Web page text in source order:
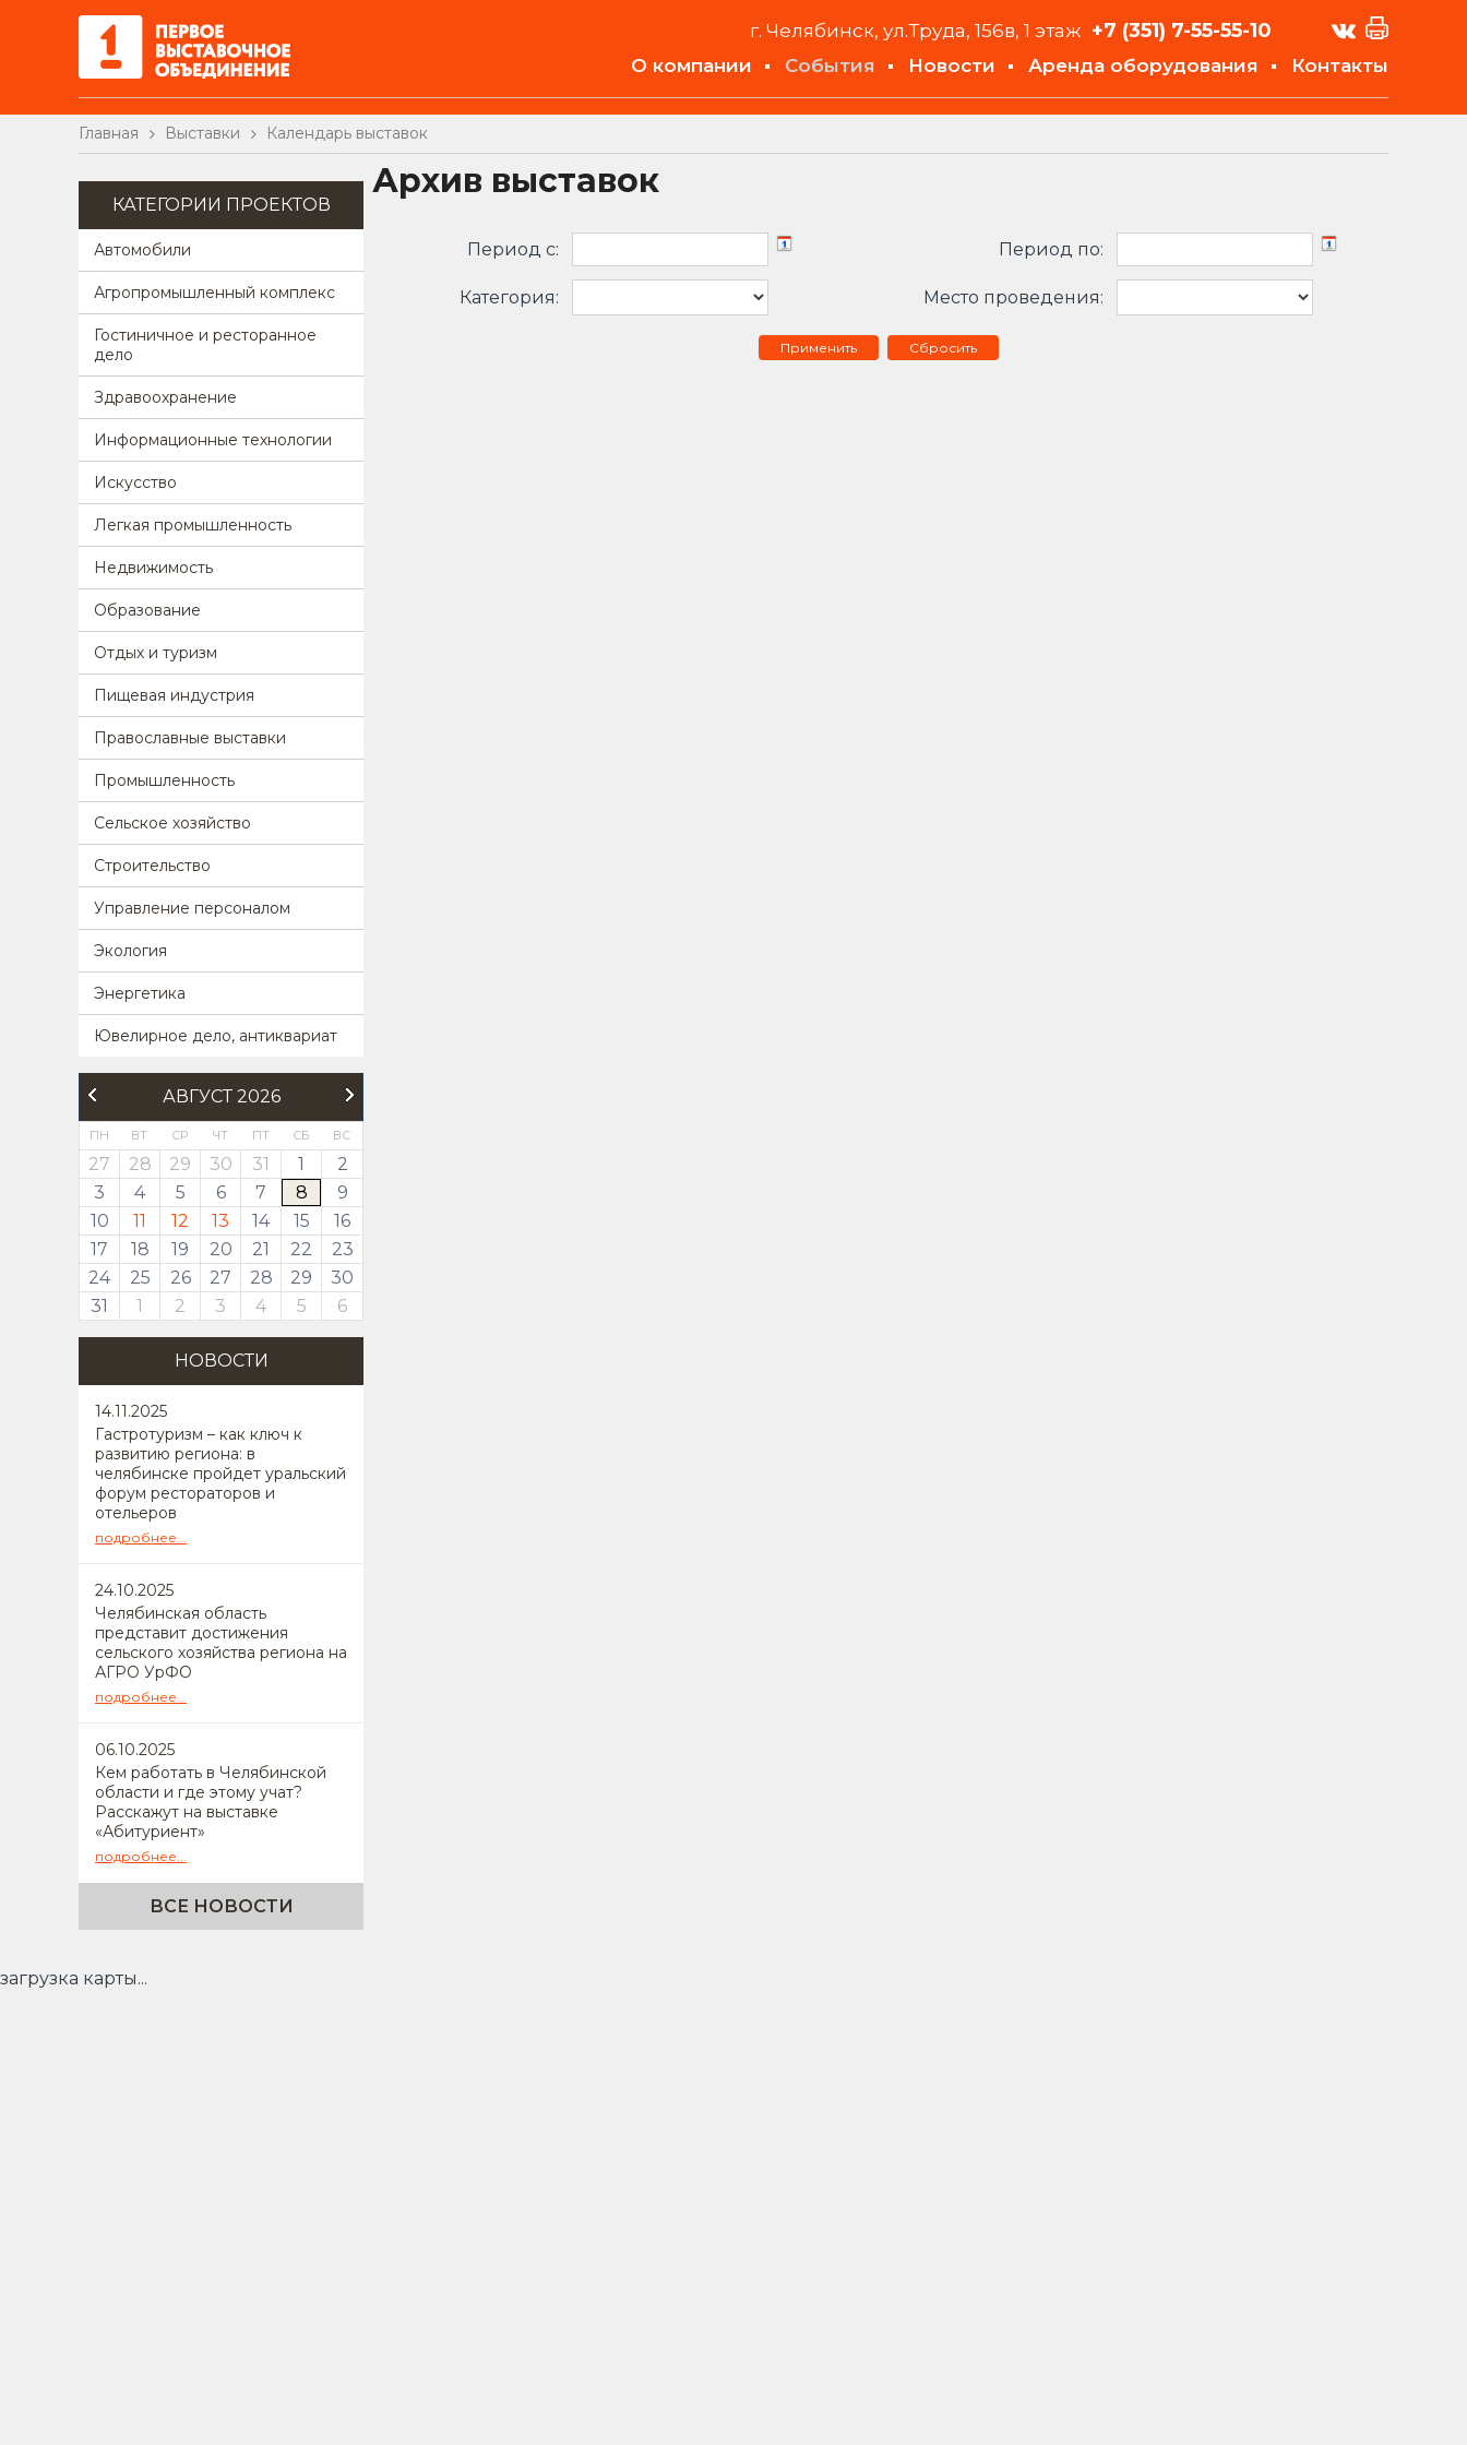
г. Челябинск, ул.Труда, 156в, 1 этаж +7 (351) 7-55-55-10
О компании События Новости Аренда оборудования Контакты
Главная Выставки Календарь выставок
КАТЕГОРИИ ПРОЕКТОВ
Автомобили
Агропромышленный комплекс
Гостиничное и ресторанное
дело
Здравоохранение
Информационные технологии
Искусство
Легкая промышленность
Недвижимость
Образование
Отдых и туризм
Пищевая индустрия
Православные выставки
Промышленность
Сельское хозяйство
Строительство
Управление персоналом
Экология
Энергетика
Ювелирное дело, антиквариат
АВГУСТ 2026
ПН ВТ СР ЧТ ПТ СБ ВС
27 28 29 30 31 1
2
3
4 5 6 7 8
9
10
11 12 13 14 15
16
17
18 19 20 21 22
23
24
25 26 27 28 29
30
31
1 2 3 4 5 6
НОВОСТИ
14.11.2025
Гастротуризм – как ключ к
развитию региона: в
челябинске пройдет уральский
форум рестораторов и
отельеров
подробнее...
24.10.2025
Челябинская область
представит достижения
сельского хозяйства региона на
АГРО УрФО
подробнее...
06.10.2025
Кем работать в Челябинской
области и где этому учат?
Расскажут на выставке
«Абитуриент»
подробнее...
ВСЕ НОВОСТИ
Архив выставок
Период c:
Категория:
Период по:
Место проведения:
Сбросить
загрузка карты...